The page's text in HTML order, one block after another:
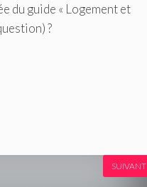
du guide « Logement et
?
SUIVANT